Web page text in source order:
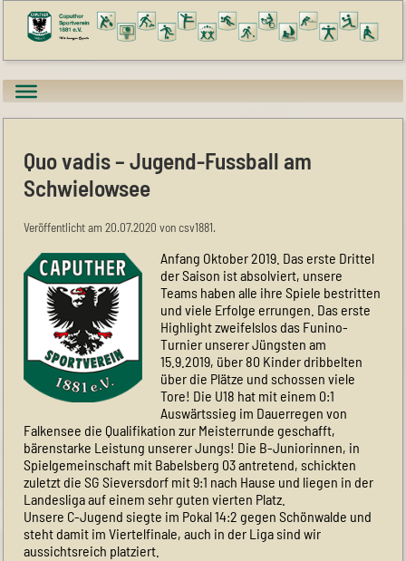
Quo vadis – Jugend-Fussball am
Schwielowsee
Veröffentlicht am 20.07.2020 von csv1881.
Anfang Oktober 2019. Das erste Drittel
der Saison ist absolviert, unsere
Teams haben alle ihre Spiele bestritten
und viele Erfolge errungen. Das erste
Highlight zweifelslos das Funino-
Turnier unserer Jüngsten am
15.9.2019, über 80 Kinder dribbelten
über die Plätze und schossen viele
Tore! Die U18 hat mit einem 0:1
Auswärtssieg im Dauerregen von
Falkensee die Qualifikation zur Meisterrunde geschafft,
bärenstarke Leistung unserer Jungs! Die B-Juniorinnen, in
Spielgemeinschaft mit Babelsberg 03 antretend, schickten
zuletzt die SG Sieversdorf mit 9:1 nach Hause und liegen in der
Landesliga auf einem sehr guten vierten Platz.
Unsere C-Jugend siegte im Pokal 14:2 gegen Schönwalde und
steht damit im Viertelfinale, auch in der Liga sind wir
aussichtsreich platziert.